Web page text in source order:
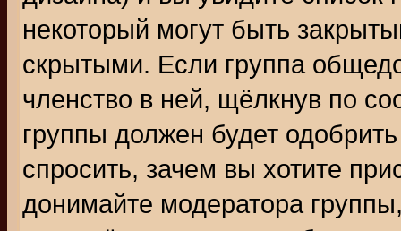
некоторый могут быть
скрытыми. Если группа
членство в ней, щёлкнув по
группы должен будет
спросить, зачем вы хотите
донимайте модератора